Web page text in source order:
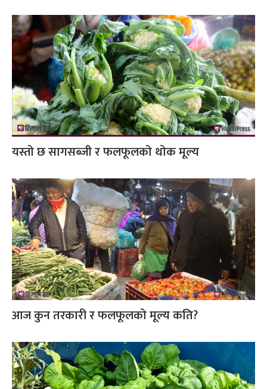
यस्तो छ सागसब्जी र फलफूलको थोक मूल्य
आज कुन तरकारी र फलफूलको मूल्य कति?